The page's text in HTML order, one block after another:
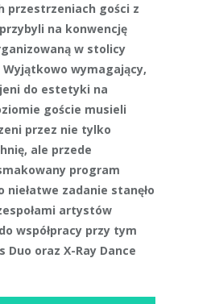
przestrzeniach gości z
na konwencję
w stolicy
wymagający,
do estetyki na
goście musieli
przez nie tylko
ale przede
program
niełatwe zadanie stanęło
artystów
współpracy przy tym
Duo oraz X-Ray Dance